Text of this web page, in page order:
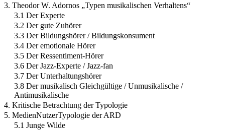
3. Theodor W. Adornos „Typen musikalischen Verhaltens“
3.1 Der Experte
3.2 Der gute Zuhörer
3.3 Der Bildungshörer / Bildungskonsument
3.4 Der emotionale Hörer
3.5 Der Ressentiment-Hörer
3.6 Der Jazz-Experte / Jazz-fan
3.7 Der Unterhaltungshörer
3.8 Der musikalisch Gleichgültige / Unmusikalische /
Antimusikalische
4. Kritische Betrachtung der Typologie
5. MedienNutzerTypologie der ARD
5.1 Junge Wilde